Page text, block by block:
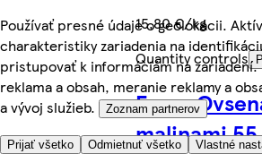
Používať presné údaje o geolokácii.
charakteristiky zariadenia na
pristupovať k informáciám na zariadení.
reklama a obsah, meranie reklamy a
a vývoj služieb.
Zoznam partnerov
Prijať všetko Odmietnuť všetko Vlastné
15,80 €/kg
Quantity controls
Emco
malinami 55